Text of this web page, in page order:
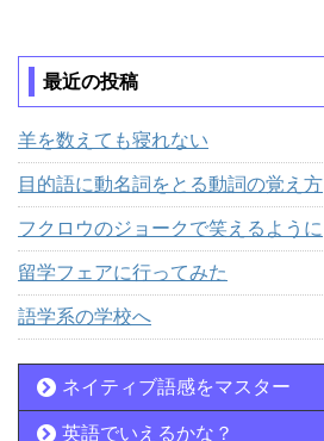
最近の投稿
羊を数えても寝れない
目的語に動名詞をとる動詞の覚え方
フクロウのジョークで笑えるように
留学フェアに行ってみた
語学系の学校へ
ネイティブ語感をマスター
英語でいえるかな？